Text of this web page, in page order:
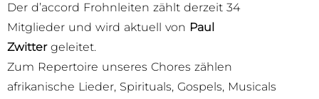
Der d’accord Frohnleiten zählt derzeit 34
Mitglieder und wird aktuell von Paul
Zwittergeleitet.
Zum Repertoire unseres Chores zählen
afrikanische Lieder, Spirituals, Gospels, Musicals